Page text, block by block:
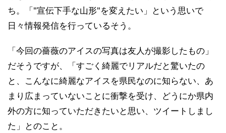
ち。「"宣伝下手な山形"を変えたい」という思いで
日々情報発信を行っているそう。
「今回の薔薇のアイスの写真は友人が撮影したもの」
だそうですが、「すごく綺麗でリアルだと驚いたの
と、こんなに綺麗なアイスを県民なのに知らない、あ
まり広まっていないことに衝撃を受け、どうにか県内
外の方に知っていただきたいと思い、ツイートしまし
た」とのこと。